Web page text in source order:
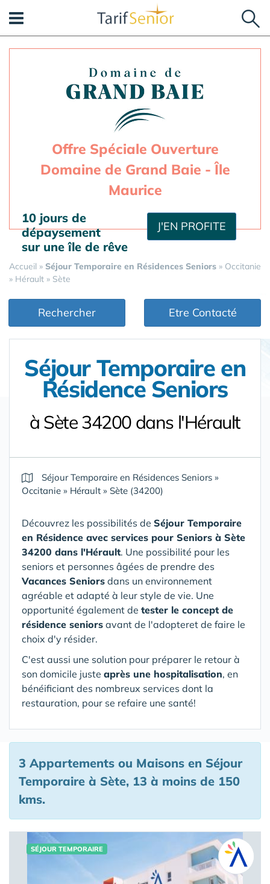
Offre Spéciale Ouverture
Domaine de Grand Baie - Île
Maurice
J'EN PROFITE
10 jours de
dépaysement
sur une île de rêve
Accueil » Séjour Temporaire en Résidences Seniors » Occitanie
» Hérault » Sète
Rechercher Etre Contacté
Séjour Temporaire en
Résidence Seniors
à Sète 34200 dans l'Hérault
Séjour Temporaire en Résidences Seniors »
Occitanie » Hérault » Sète (34200)
Découvrez les possibilités de Séjour Temporaire
en Résidence avec services pour Seniors à Sète
34200 dans l'Hérault. Une possibilité pour les
seniors et personnes âgées de prendre des
Vacances Seniors dans un environnement
agréable et adapté à leur style de vie. Une
opportunité également de tester le concept de
résidence seniors avant de l'adopteret de faire le
choix d'y résider.
C'est aussi une solution pour préparer le retour à
son domicile juste après une hospitalisation, en
bénéificiant des nombreux services dont la
restauration, pour se refaire une santé!
3 Appartements ou Maisons en Séjour
Temporaire à Sète, 13 à moins de 150
kms.
SÉJOUR TEMPORAIRE